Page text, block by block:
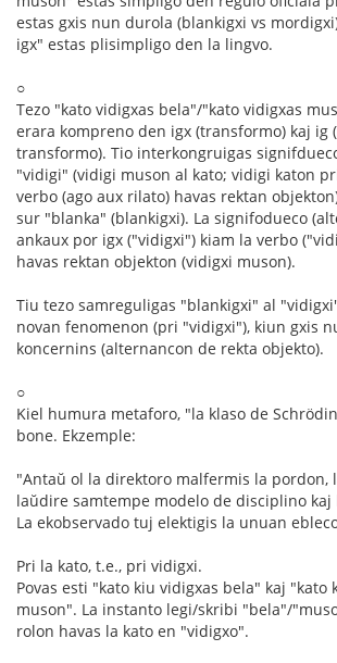
estas gxis nun durola (blankigxi vs
igx" estas plisimpligo den la lingvo.
○
Tezo "kato vidigxas bela"/"kato vidigxas
erara kompreno den igx (transformo) kaj ig
transformo). Tio interkongruigas
"vidigi" (vidigi muson al kato; vidigi katon
verbo (ago aux rilato) havas rektan
sur "blanka" (blankigxi). La signifodueco
ankaux por igx ("vidigxi") kiam la verbo
havas rektan objekton (vidigxi muson).
Tiu tezo samreguligas "blankigxi" al
novan fenomenon (pri "vidigxi"), kiun gxis
koncernins (alternancon de rekta objekto).
○
Kiel humura metaforo, "la klaso de
bone. Ekzemple:
"Antaŭ ol la direktoro malfermis la pordon,
laŭdire samtempe modelo de disciplino kaj
La ekobservado tuj elektigis la unuan
Pri la kato, t.e., pri vidigxi.
Povas esti "kato kiu vidigxas bela" kaj "kato
muson". La instanto legi/skribi "bela"/
rolon havas la kato en "vidigxo".